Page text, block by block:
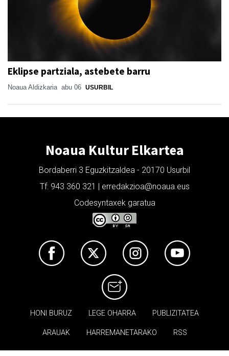
Eklipse partziala, astebete barru
Noaua Aldizkaria abu 06 USURBIL
Noaua Kultur Elkartea
Bordaberri 3 Eguzkitzaldea - 20170 Usurbil
Tf: 943 360 321 | erredakzioa@noaua.eus
Codesyntaxek garatua
HONI BURUZ LEGE OHARRA PUBLIZITATEA
ARAUAK HARREMANETARAKO RSS